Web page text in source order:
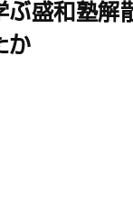
ぶ盛和塾解
か